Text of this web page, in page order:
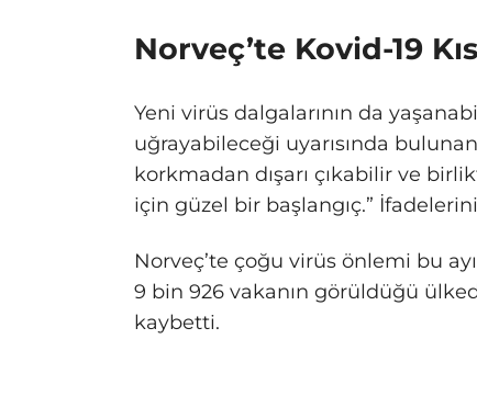
Norveç’te Kovid-19
Yeni virüs dalgalarının da
uğrayabileceği uyarısında
korkmadan dışarı çıkabilir ve
için güzel bir başlangıç.”
Norveç’te çoğu virüs önlemi bu
9 bin 926 vakanın görüldüğü
kaybetti.